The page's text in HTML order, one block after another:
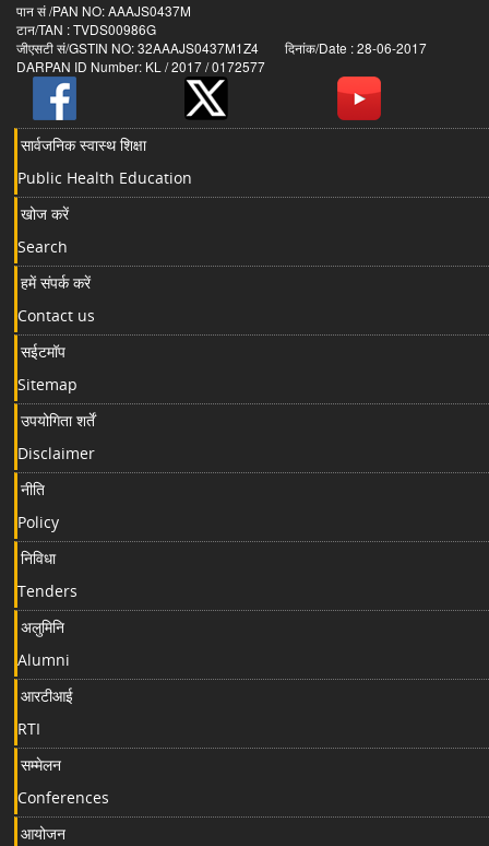
पान सं /PAN NO: AAAJS0437M
टान/TAN : TVDS00986G
जीएसटी सं/GSTIN NO: 32AAAJS0437M1Z4 दिनांक/Date : 28-06-2017
DARPAN ID Number: KL / 2017 / 0172577
सार्वजनिक स्वास्थ शिक्षा
Public Health Education
खोज करें
Search
हमें संपर्क करें
Contact us
सईटमॉप
Sitemap
उपयोगिता शर्तें
Disclaimer
नीति
Policy
निविधा
Tenders
अलुमिनि
Alumni
आरटीआई
RTI
सम्मेलन
Conferences
आयोजन